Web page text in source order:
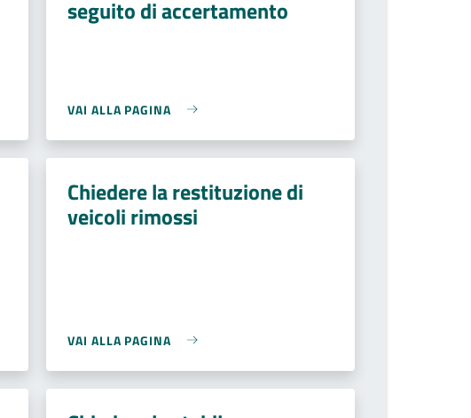
seguito di accertamento
VAI ALLA PAGINA
Chiedere la restituzione di
veicoli rimossi
VAI ALLA PAGINA